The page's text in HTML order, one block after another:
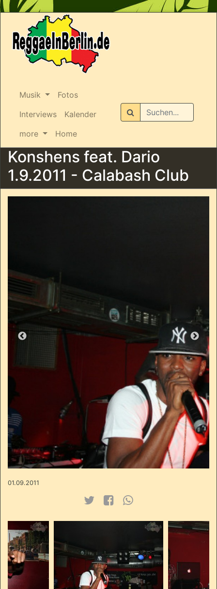
Musik
Fotos
Interviews
Kalender
more
Home
Suchen
Konshens feat. Dario
1.9.2011 - Calabash Club
01.09.2011